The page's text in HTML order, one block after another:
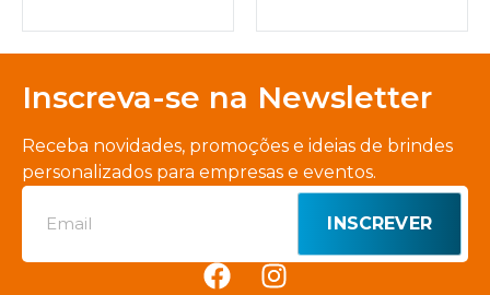
Inscreva-se na Newsletter
Receba novidades, promoções e ideias de brindes
personalizados para empresas e eventos.
INSCREVER